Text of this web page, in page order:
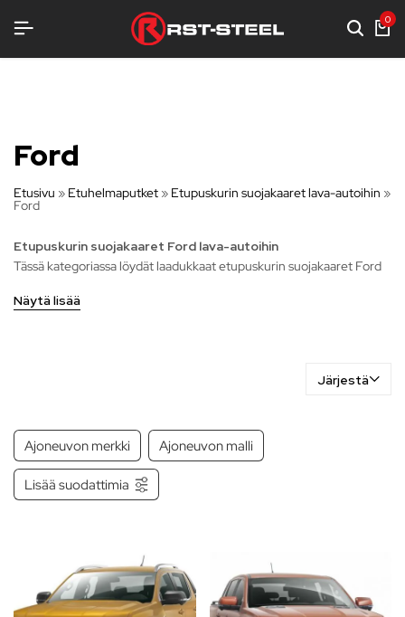
VARUSTELUA
VARUSTELUA
VARUSTELUA 0
Ford
Etusivu » Etuhelmaputket » Etupuskurin suojakaaret lava-autoihin »
Ford
Etupuskurin suojakaaret Ford lava-autoihin
Tässä kategoriassa löydät laadukkaat etupuskurin suojakaaret Ford
vaativissa olosuhteissa. Nämä suojakaaret on suunniteltu
Valikoimassamme on erilaisia etupuskurin suojakaaria, jotka on
erinomaisen suojan. Helppo asennus tekee tuotteista vaivattomia ja
käyttäjäystävällisiä.
Tutustu valikoimaamme ja löydä suojakaaret, jotka lisäävät Ford
Näytä lisää
Järjestä
Ajoneuvon merkki Ajoneuvon malli
Lisää suodattimia